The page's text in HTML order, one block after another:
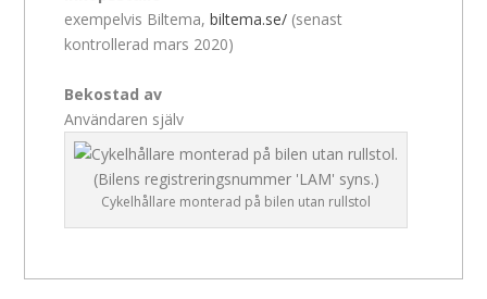
exempelvis Biltema,biltema.se/ (senast
kontrollerad mars 2020)
Bekostad av
Användaren själv
Cykelhållare monterad på bilen utan rullstol